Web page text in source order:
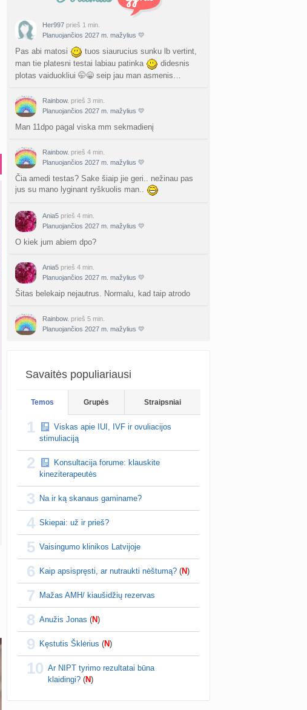
Her997 prieš 1 min.
Planuojančios 2027 m. mažylius 💛
Pas abi matosi
tuos siaurucius sunku lb vertint,
man tie platesni testai labiau patinka
didesnis
plotas vaiduokliui 🤭😁 seip jau man asmenis…
Rainbow. prieš 3 min.
Planuojančios 2027 m. mažylius 💛
Man 11dpo pagal viska mm sekmadienį
Rainbow. prieš 4 min.
Planuojančios 2027 m. mažylius 💛
Čia amedi testas? Sake šiaip jie geri.. nežinau pas
jus su mano lyginant ryškuolis man..
Ania5 prieš 4 min.
Planuojančios 2027 m. mažylius 💛
O kiek jum abiem dpo?
Ania5 prieš 4 min.
Planuojančios 2027 m. mažylius 💛
Šitas belekaip nejautrus. Normalu, kad taip atrodo
Rainbow. prieš 5 min.
Planuojančios 2027 m. mažylius 💛
Savaitės populiariausi
Temos Grupės Straipsniai
1
Viskas apie IUI, IVF ir ovuliacijos
stimuliaciją
2
Konsultacija forume: klauskite
kineziterapeutės
3 Na ir ką skanaus gaminame?
4 Skiepai: už ir prieš?
5 Vaisingumo klinikos Latvijoje
6 Kaip apsispręsti, ar nutraukti nėštumą? (N)
7 Mažas AMH/ kiaušidžių rezervas
8 Anužis Jonas (N)
9 Kęstutis Šklėrius (N)
10 Ar NIPT tyrimo rezultatai būna
klaidingi? (N)